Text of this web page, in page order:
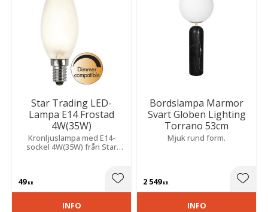
Star Trading LED-
Lampa E14 Frostad
4W(35W)
Kronljuslampa med E14-
sockel 4W(35W) från Star
kelvin med varmvitt sken.
49KR Lägg till i favoriter
INFO
Bordslampa Marmor
Svart Globen Lighting
Torrano 53cm
Mjuk rund form.
2 549KR
INFO